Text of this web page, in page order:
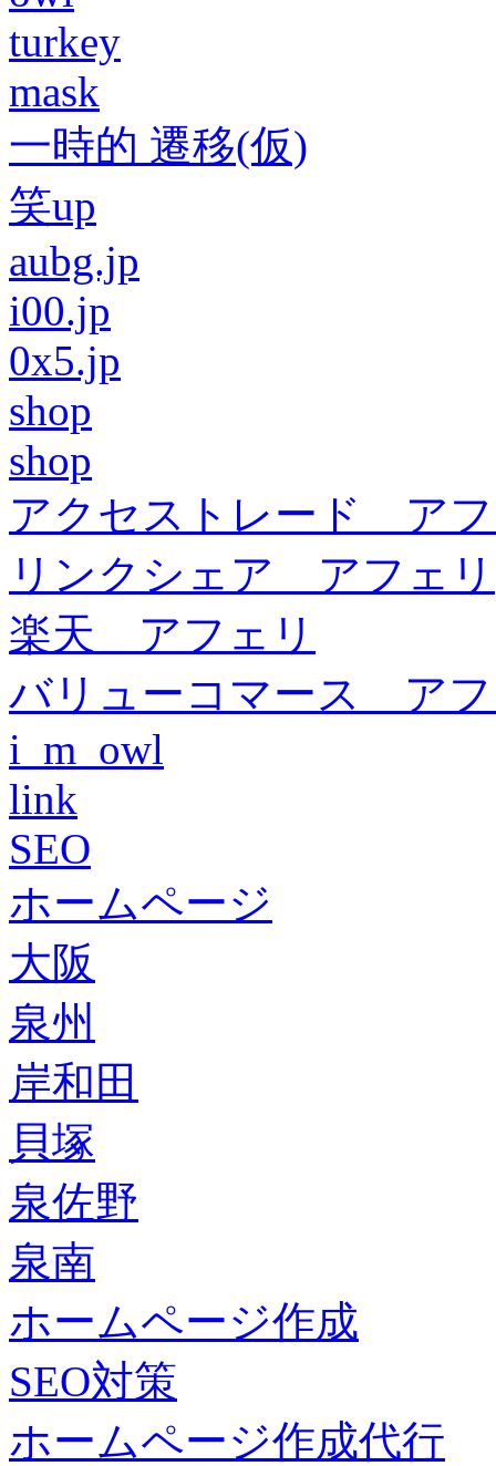
turkey
mask
一時的 遷移(仮)
笑up
aubg.jp
i00.jp
0x5.jp
shop
shop
アクセストレード ア
リンクシェア アフェリ
楽天 アフェリ
バリューコマース ア
i_m_owl
link
SEO
ホームページ
大阪
泉州
岸和田
貝塚
泉佐野
泉南
ホームページ作成
SEO対策
ホームページ作成代行